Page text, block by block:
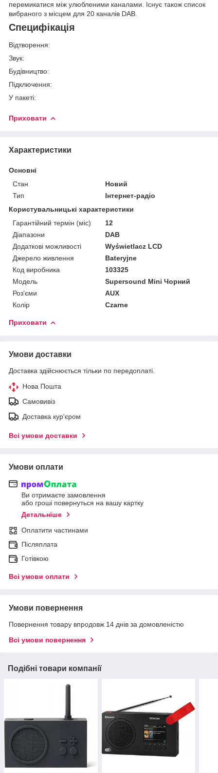
перемикатися між улюбленими каналами. Існує також список
вибраного з місцем для 20 каналів DAB.
Специфікація
Відтворення:
Звук:
Будівництво:
Підключення:
У пакеті:
Приховати
Характеристики
Основні
Стан
Новий
Тип
Інтернет-радіо
Користувальницькі характеристики
Гарантійний термін (міс)
12
Діапазони
DAB
Додаткові можливості
Wyświetlacz LCD
Джерело живлення
Bateryjne
Код виробника
103325
Мoдель
Supersound Mini Чорний
Роз'єми
AUX
Колір
Czarne
Приховати
Умови доставки
Доставка здійснюється тільки по передоплаті.
Нова Пошта
Самовивіз
Доставка кур'єром
Всі умови доставки
Умови оплати
Ви отримаєте замовлення
або гроші повернуться на вашу картку
Детальніше
Оплатити частинами
Післяплата
Готівкою
Всі умови оплати
Умови повернення
Повернення товару впродовж 14 днів за домовленістю
Всі умови повернення
Подібні товари компанії